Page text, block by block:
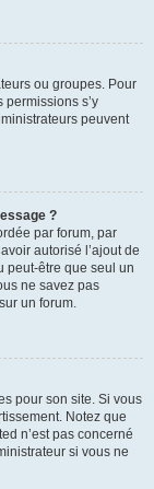
ou groupes. Pour
permissions s’y
peuvent
?
par forum, par
autorisé l’ajout de
peut-être que seul un
ne savez pas
un forum.
pour son site. Si vous
Notez que
n’est pas concerné
si vous ne